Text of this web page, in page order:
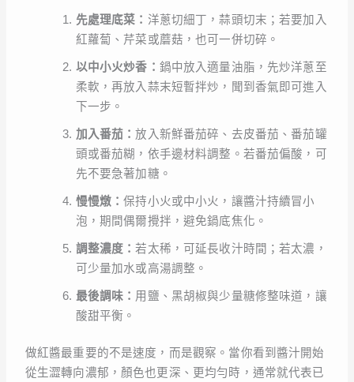
先處理底菜： 洋蔥切細丁，蒜頭切末；若要加入
紅蘿蔔、芹菜或蘑菇，也可一併切碎。
以中小火炒香： 鍋中放入適量油脂，先炒洋蔥至
柔軟，再放入蒜末短暫拌炒，聞到香氣即可進入
下一步。
加入番茄：放入新鮮番茄碎、去皮番茄、番茄罐
頭或番茄糊，依手邊材料調整。若番茄偏酸，可
先不要急著加糖。
慢慢燉：保持小火或中小火，讓醬汁持續冒小
泡，期間偶爾攪拌，避免鍋底焦化。
調整濃度：若太稀，可延長收汁時間；若太濃，
可少量加水或高湯調整。
最後調味： 用鹽、黑胡椒與少量糖修整味道，讓
酸甜平衡。
做紅醬最重要的不是速度，而是觀察。當你看到醬汁開始
從生澀轉向濃郁，顏色也更深、更均勻時，通常就代表已